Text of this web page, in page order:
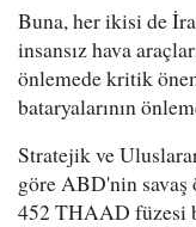
Buna, her ikisi de
insansız hava
önlemede kritik
bataryalarının
Stratejik ve
göre ABD'nin savaş
452 THAAD füzesi